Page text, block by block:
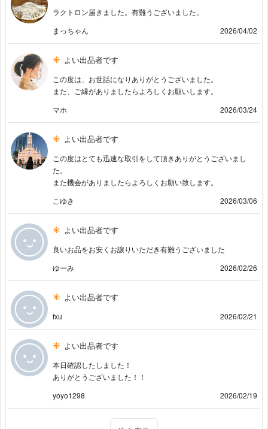
ラクトロン届きました。有難うございました。
まっちゃん
2026/04/02
よい出品者です
この度は、お世話になりありがとうございました。
また、ご縁がありましたらよろしくお願いします。
マホ
2026/03/24
よい出品者です
この度はとても迅速な取引をして頂きありがとうございまし
た。
また機会がありましたらよろしくお願い致します。
こゆき
2026/03/06
よい出品者です
良いお品をお安くお譲りいただき有難うございました
ゆーみ
2026/02/26
よい出品者です
fxu 2026/02/21
よい出品者です
本日確認したしました！
ありがとうございました！！
yoyo1298
2026/02/19